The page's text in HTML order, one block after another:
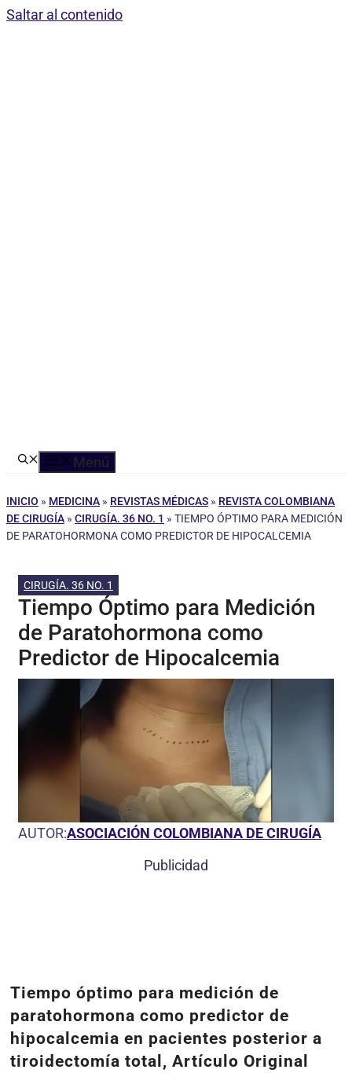
Saltar al contenido
Menú
INICIO » MEDICINA » REVISTAS MÉDICAS » REVISTA COLOMBIANA
DE CIRUGÍA » CIRUGÍA. 36 NO. 1 » TIEMPO ÓPTIMO PARA MEDICIÓN
DE PARATOHORMONA COMO PREDICTOR DE HIPOCALCEMIA
CIRUGÍA. 36 NO. 1
Tiempo Óptimo para Medición
de Paratohormona como
Predictor de Hipocalcemia
AUTOR:ASOCIACIÓN COLOMBIANA DE CIRUGÍA
Publicidad
Tiempo óptimo para medición de
paratohormona como predictor de
hipocalcemia en pacientes posterior a
tiroidectomía total, Artículo Original